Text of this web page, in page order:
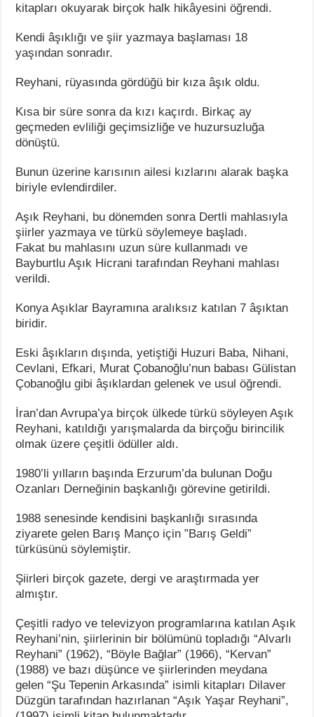
kitapları okuyarak birçok halk hikâyesini öğrendi.
Kendi âşıklığı ve şiir yazmaya başlaması 18
yaşından sonradır.
Reyhani, rüyasında gördüğü bir kıza âşık oldu.
Kısa bir süre sonra da kızı kaçırdı. Birkaç ay
geçmeden evliliği geçimsizliğe ve huzursuzluğa
dönüştü.
Bunun üzerine karısının ailesi kızlarını alarak başka
biriyle evlendirdiler.
Aşık Reyhani, bu dönemden sonra Dertli mahlasıyla
şiirler yazmaya ve türkü söylemeye başladı.
Fakat bu mahlasını uzun süre kullanmadı ve
Bayburtlu Aşık Hicrani tarafından Reyhani mahlası
verildi.
Konya Aşıklar Bayramına aralıksız katılan 7 âşıktan
biridir.
Eski âşıkların dışında, yetiştiği Huzuri Baba, Nihani,
Cevlani, Efkari, Murat Çobanoğlu’nun babası Gülistan
Çobanoğlu gibi âşıklardan gelenek ve usul öğrendi.
İran’dan Avrupa’ya birçok ülkede türkü söyleyen Aşık
Reyhani, katıldığı yarışmalarda da birçoğu birincilik
olmak üzere çeşitli ödüller aldı.
1980’li yılların başında Erzurum’da bulunan Doğu
Ozanları Derneğinin başkanlığı görevine getirildi.
1988 senesinde kendisini başkanlığı sırasında
ziyarete gelen Barış Manço için ”Barış Geldi”
türküsünü söylemiştir.
Şiirleri birçok gazete, dergi ve araştırmada yer
almıştır.
Çeşitli radyo ve televizyon programlarına katılan Aşık
Reyhani’nin, şiirlerinin bir bölümünü topladığı “Alvarlı
Reyhani” (1962), “Böyle Bağlar” (1966), “Kervan”
(1988) ve bazı düşünce ve şiirlerinden meydana
gelen “Şu Tepenin Arkasında” isimli kitapları Dilaver
Düzgün tarafından hazırlanan “Aşık Yaşar Reyhani”,